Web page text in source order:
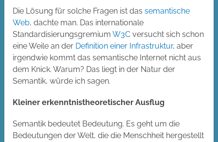
Die Lösung für solche Fragen ist dassemantische
Web, dachte man. Das internationale
StandardisierungsgremiumW3C versucht sich schon
eine Weile an der Definition einer Infrastruktur, aber
irgendwie kommt das semantische Internet nicht aus
dem Knick. Warum? Das liegt in der Natur der
Semantik, würde ich sagen.
Kleiner erkenntnistheoretischer Ausflug
Semantik bedeutet Bedeutung. Es geht um die
Bedeutungen der Welt, die die Menschheit hergestellt